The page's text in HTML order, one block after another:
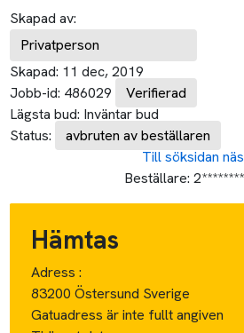
Skapad av:
Privatperson
Skapad: 11 dec, 2019
Jobb-id: 486029
Verifierad
Lägsta bud: Inväntar bud
Status:
avbruten av beställaren
Till söksidan
Beställare:
Hämtas
Adress :
83200 Östersund Sverige
Gatuadress är inte fullt angiven